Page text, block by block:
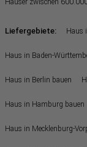
Liefergebiete: Haus
Haus in Baden-
Haus in Berlin bauen
Haus in Hamburg bauen
Haus in Mecklenburg-